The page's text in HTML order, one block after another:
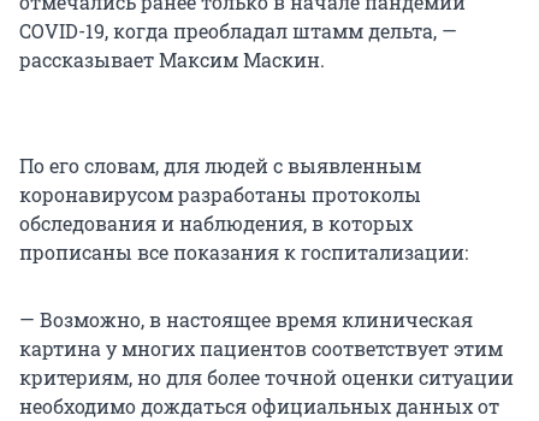
COVID-19, когда преобладал штамм дельта, —
рассказывает Максим Маскин.
По его словам, для людей с выявленным
коронавирусом разработаны протоколы
обследования и наблюдения, в которых
прописаны все показания к госпитализации:
— Возможно, в настоящее время клиническая
картина у многих пациентов соответствует этим
критериям, но для более точной оценки ситуации
необходимо дождаться официальных данных от